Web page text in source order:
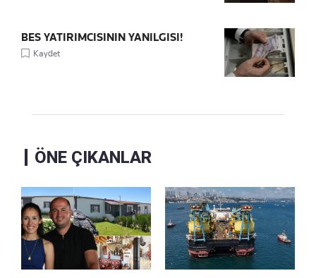
BES YATIRIMCISININ YANILGISI!
Kaydet
ÖNE ÇIKANLAR